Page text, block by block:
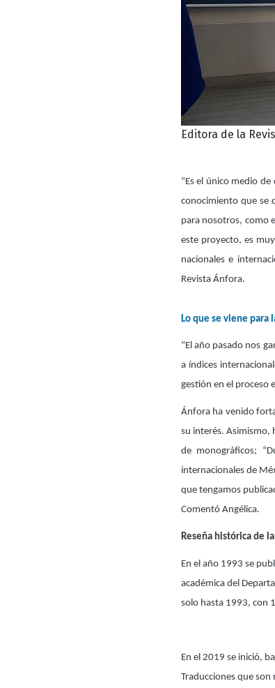
Editora de la
“Es el único medio
conocimiento que se
para nosotros, como
este proyecto, es
nacionales e
Revista Ánfora.
Lo que se viene para
“El año pasado nos
a índices
gestión en el proceso
Ánfora ha venido
su interés. Asimismo,
de monográficos;
internacionales de
que tengamos
Comentó Angélica.
Reseña histórica de
En el año 1993 se
académica del
solo hasta 1993, con
En el 2019 se inició,
Traducciones que